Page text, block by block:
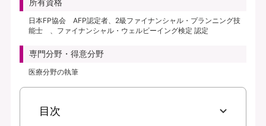
所有資格
日本FP協会 AFP認定者、2級ファイナンシャル・プランニング技
能士 、ファイナンシャル・ウェルビーイング検定 認定
専門分野・得意分野
医療分野の執筆
目次